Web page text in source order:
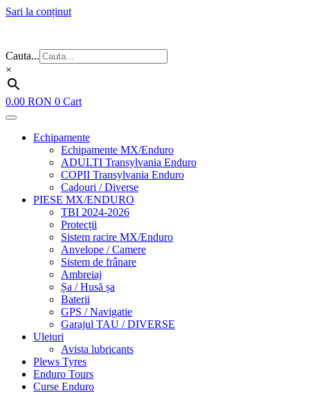
Sari la conținut
Cauta...
×
0.00 RON 0 Cart
Echipamente
Echipamente MX/Enduro
ADULTI Transylvania Enduro
COPII Transylvania Enduro
Cadouri / Diverse
PIESE MX/ENDURO
TBI 2024-2026
Protecții
Sistem racire MX/Enduro
Anvelope / Camere
Sistem de frânare
Ambreiaj
Șa / Husă șa
Baterii
GPS / Navigatie
Garajul TAU / DIVERSE
Uleiuri
Avista lubricants
Plews Tyres
Enduro Tours
Curse Enduro